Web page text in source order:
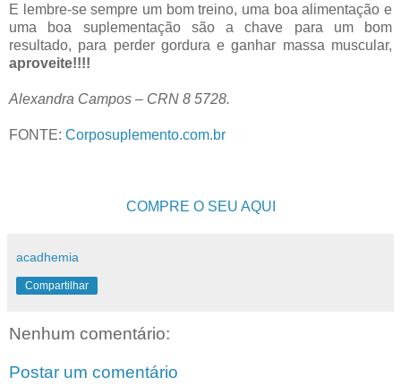
E lembre-se sempre um bom treino, uma boa alimentação e
uma boa suplementação são a chave para um bom
resultado, para perder gordura e ganhar massa muscular,
aproveite!!!!
Alexandra Campos – CRN 8 5728.
FONTE: Corposuplemento.com.br
COMPRE O SEU AQUI
acadhemia
Compartilhar
Nenhum comentário:
Postar um comentário